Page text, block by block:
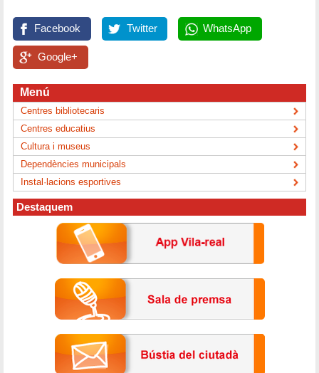
Facebook Twitter WhatsApp
Google+
Menú
Centres bibliotecaris
Centres educatius
Cultura i museus
Dependències municipals
Instal·lacions esportives
Destaquem